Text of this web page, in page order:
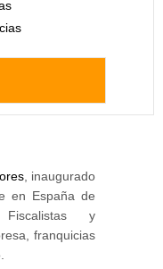
, inaugurado
en España de
Fiscalistas y
franquicias